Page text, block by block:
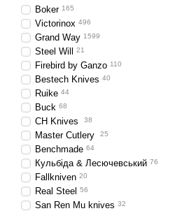
Boker 165
Victorinox 496
Grand Way 1599
Steel Will 21
Firebird by Ganzo 110
Bestech Knives 40
Ruike 44
Buck 68
CH Knives 38
Master Cutlery 25
Benchmade 64
Кульбіда & Лесючевський 76
Fallkniven 20
Real Steel 56
San Ren Mu knives 32